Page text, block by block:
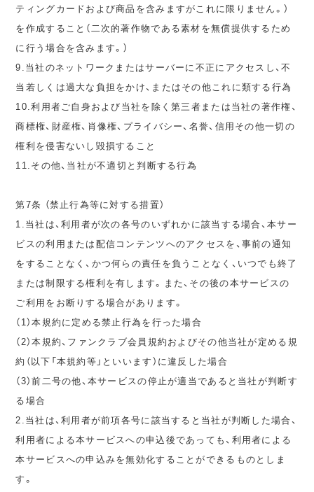
ティングカードおよび商品を含みますがこれに限りません。）
を作成すること（二次的著作物である素材を無償提供するため
に行う場合を含みます。）
9.当社のネットワークまたはサーバーに不正にアクセスし、不
当若しくは過大な負担をかけ、またはその他これに類する行為
10.利用者ご自身および当社を除く第三者または当社の著作権、
商標権、財産権、肖像権、プライバシー、名誉、信用その他一切の
権利を侵害ないし毀損すること
11.その他、当社が不適切と判断する行為
第7条 （禁止行為等に対する措置）
1.当社は、利用者が次の各号のいずれかに該当する場合、本サー
ビスの利用または配信コンテンツへのアクセスを、事前の通知
をすることなく、かつ何らの責任を負うことなく、いつでも終了
または制限する権利を有します。また、その後の本サービスの
ご利用をお断りする場合があります。
（1）本規約に定める禁止行為を行った場合
（2）本規約、ファンクラブ会員規約およびその他当社が定める規
約（以下「本規約等」といいます）に違反した場合
（3）前二号の他、本サービスの停止が適当であると当社が判断す
る場合
2.当社は、利用者が前項各号に該当すると当社が判断した場合、
利用者による本サービスへの申込後であっても、利用者による
本サービスへの申込みを無効化することができるものとしま
す。